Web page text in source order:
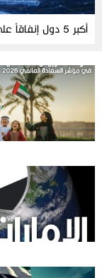
أكبر 5 دول إنفاقاً على الدفاع عالمياً 2025